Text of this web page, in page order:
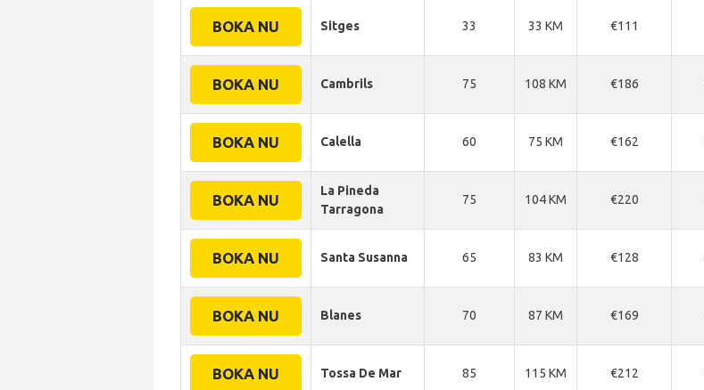
BOKA NU Sitges 33 33 KM €111
BOKA NU Cambrils 75 108 KM €186
BOKA NU Calella 60 75 KM €162
BOKA NU
La Pineda
Tarragona
75 104 KM €220
BOKA NU Santa Susanna 65 83 KM €128
BOKA NU Blanes 70 87 KM €169
BOKA NU Tossa De Mar 85 115 KM €212